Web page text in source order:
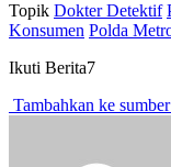
Topik Dokter Detektif
Konsumen Polda
Ikuti Berita7
Tambahkan ke